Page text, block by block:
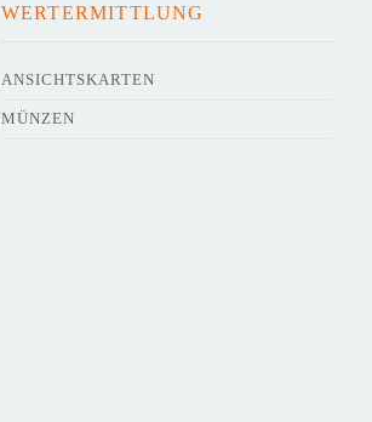
WERTERMITTLUNG
ANSICHTSKARTEN
MÜNZEN